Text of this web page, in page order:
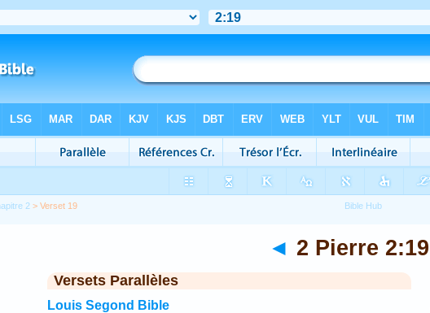
2 > Verset 19
◄ 2 Pierre 2:19
Versets Parallèles
Louis Segond Bible